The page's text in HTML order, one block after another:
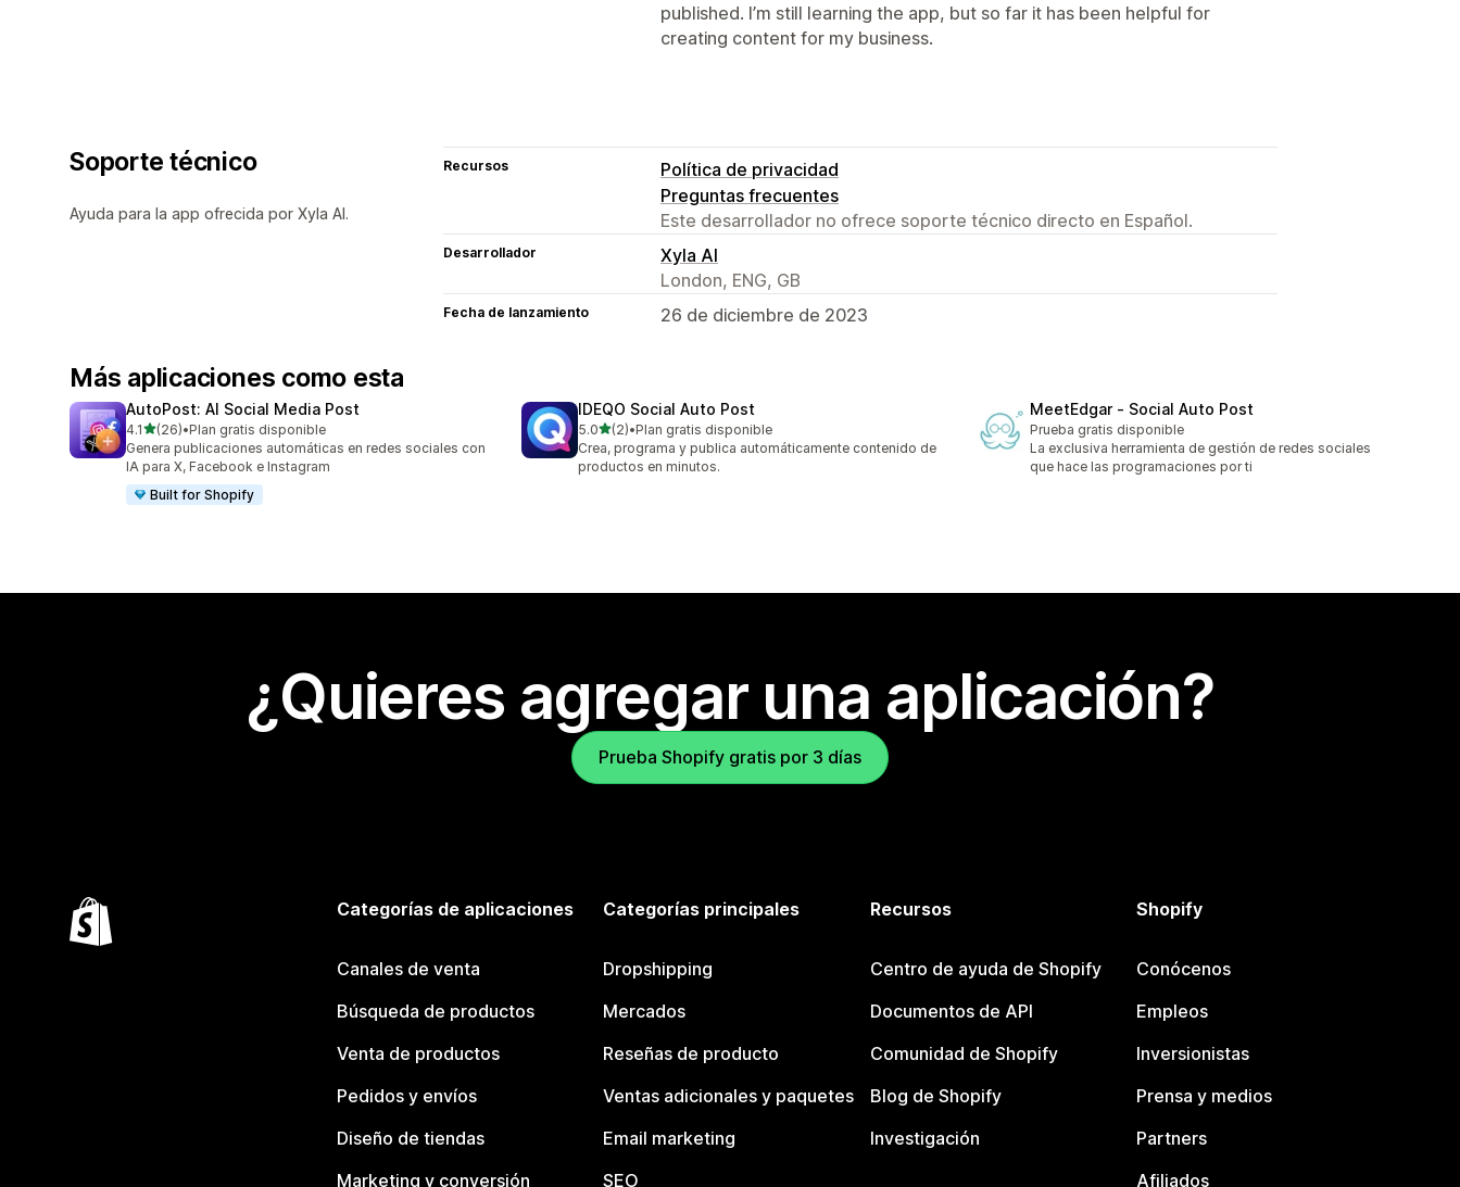
published. I’m still learning the app, but so far it has been helpful for
creating content for my business.
Soporte técnico
Ayuda para la app ofrecida por Xyla AI.
Recursos
Política de privacidad
Preguntas frecuentes
Este desarrollador no ofrece soporte técnico directo en Español.
Desarrollador
Xyla AI
London, ENG, GB
Fecha de lanzamiento 26 de diciembre de 2023
Más aplicaciones como esta
AutoPost: AI Social Media Post
4.1de 5 estrellas
(26)
26 reseñas en total
•Plan gratis disponible
Genera publicaciones automáticas en redes sociales con
IA para X, Facebook e Instagram
Built for Shopify
IDEQO Social Auto Post
5.0de 5 estrellas
(2)
2 reseñas en total
•Plan gratis disponible
Crea, programa y publica automáticamente contenido de
productos en minutos.
MeetEdgar ‑ Social Auto Post
Prueba gratis disponible
La exclusiva herramienta de gestión de redes sociales
que hace las programaciones por ti
¿Quieres agregar una aplicación?
Prueba Shopify gratis por 3 días
Categorías de aplicaciones
Canales de venta
Búsqueda de productos
Venta de productos
Pedidos y envíos
Diseño de tiendas
Marketing y conversión
Categorías principales
Dropshipping
Mercados
Reseñas de producto
Ventas adicionales y paquetes
Email marketing
SEO
Recursos
Centro de ayuda de Shopify
Documentos de API
Comunidad de Shopify
Blog de Shopify
Investigación
Shopify
Conócenos
Empleos
Inversionistas
Prensa y medios
Partners
Afiliados